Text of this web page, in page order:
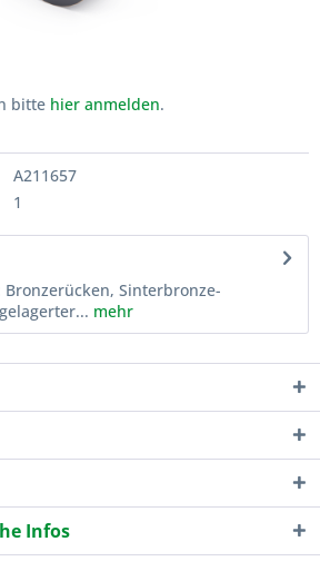
bitte hier anmelden.
A211657
1
Sinterbronze-
mehr
Infos